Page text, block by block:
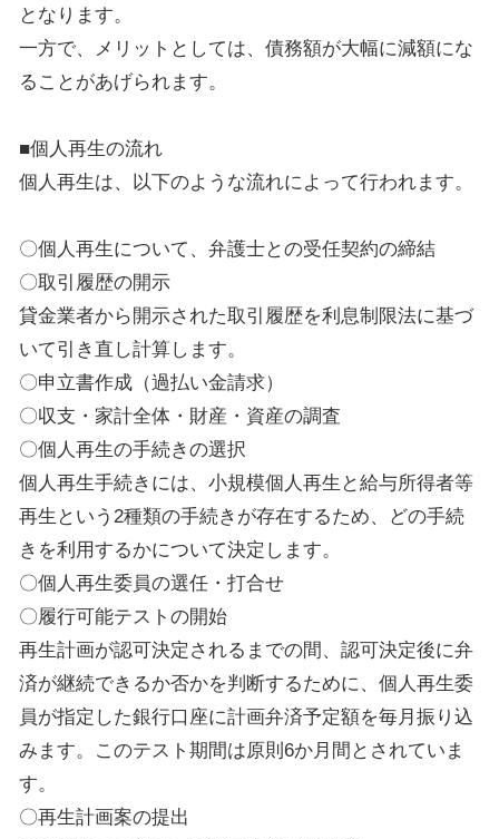
となります。
一方で、メリットとしては、債務額が大幅に減額にな
ることがあげられます。
■個人再生の流れ
個人再生は、以下のような流れによって行われます。
〇個人再生について、弁護士との受任契約の締結
〇取引履歴の開示
貸金業者から開示された取引履歴を利息制限法に基づ
いて引き直し計算します。
〇申立書作成（過払い金請求）
〇収支・家計全体・財産・資産の調査
〇個人再生の手続きの選択
個人再生手続きには、小規模個人再生と給与所得者等
再生という2種類の手続きが存在するため、どの手続
きを利用するかについて決定します。
〇個人再生委員の選任・打合せ
〇履行可能テストの開始
再生計画が認可決定されるまでの間、認可決定後に弁
済が継続できるか否かを判断するために、個人再生委
員が指定した銀行口座に計画弁済予定額を毎月振り込
みます。このテスト期間は原則6か月間とされていま
す。
〇再生計画案の提出